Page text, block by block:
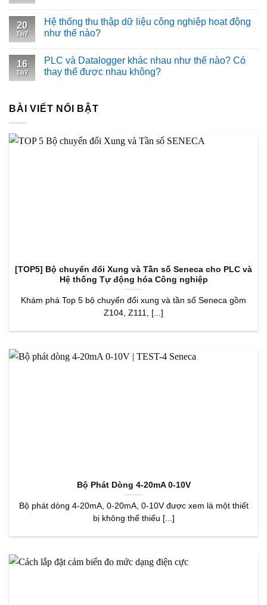
20
Th7
Hệ thống thu thập dữ liệu công nghiệp hoạt động
như thế nào?
16
Th7
PLC và Datalogger khác nhau như thế nào? Có
thay thế được nhau không?
BÀI VIẾT NỔI BẬT
[TOP5] Bộ chuyển đổi Xung và Tần số Seneca cho PLC và
Hệ thống Tự động hóa Công nghiệp
Khám phá Top 5 bộ chuyển đổi xung và tần số Seneca gồm
Z104, Z111, [...]
Bộ Phát Dòng 4-20mA 0-10V
Bộ phát dòng 4-20mA, 0-20mA, 0-10V được xem là một thiết
bị không thể thiếu [...]